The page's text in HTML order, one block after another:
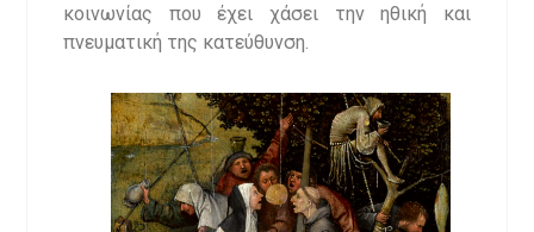
κοινωνίας που έχει χάσει την ηθική και
πνευματική της κατεύθυνση.